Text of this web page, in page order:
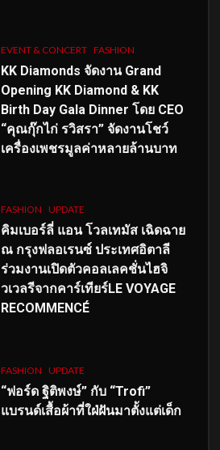
EVENT & CONCERT FASHION
KK Diamonds จัดงาน Grand
Opening KK Diamond & KK
Birth Day Gala Dinner โดย CEO
“คุณกุ๊กไก่ รวิสรา” จัดงานโชว์
เครื่องเพชรมูลค่าหลายล้านบาท
FASHION UPDATE
คิมเบอร์ลี่ แอน โวลเทมัส เฉิดฉาย
ณ กรุงฟลอเรนซ์ ประเทศอิตาลี
ร่วมงานเปิดตัวคอลเลคชั่นไฮจิ
วเวลรีจากคาร์เทียร์LE VOYAGE
RECOMMENCÉ
FASHION UPDATE
“ฟอร์ด ฐิติพงษ์” กับ “Trofi”
แบรนด์เสื้อผ้าที่ใฝ่ฝันมาตั้งแต่เด็ก